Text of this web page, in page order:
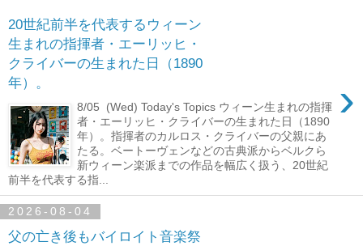
20世紀前半を代表するウィーン
生まれの指揮者・エーリッヒ・
クライバーの生まれた日（1890
年）。
›
8/05 (Wed) Today's Topics ウィーン生まれの指揮
者・エーリッヒ・クライバーの生まれた日（1890
年）。指揮者のカルロス・クライバーの父親にあ
たる。ベートーヴェンなどの古典派からベルクら
新ウィーン楽派までの作品を幅広く扱う、20世紀
前半を代表する指...
2026-08-04
父の亡き後もバイロイト音楽祭